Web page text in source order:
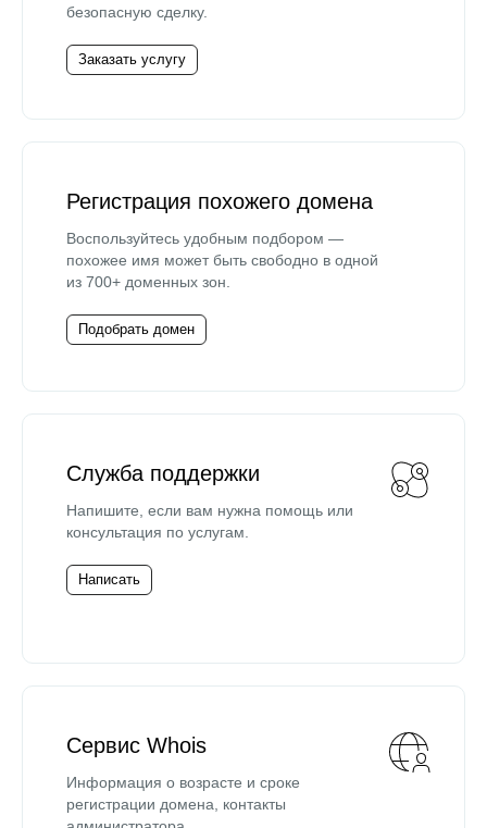
безопасную сделку.
Заказать услугу
Регистрация похожего домена
Воспользуйтесь удобным подбором —
похожее имя может быть свободно в одной
из 700+ доменных зон.
Подобрать домен
Служба поддержки
Напишите, если вам нужна помощь или
консультация по услугам.
Написать
Сервис Whois
Информация о возрасте и сроке
регистрации домена, контакты